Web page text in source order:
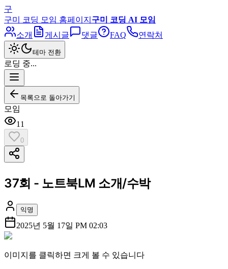
구
구미 코딩 모임 홈페이지 구미 코딩 AI 모임
소개
게시글 댓글 FAQ 연락처
테마 전환
로딩 중...
목록으로 돌아가기
모임
11
0
37회 - 노트북LM 소개/수박
익명
2025년 5월 17일 PM 02:03
이미지를 클릭하면 크게 볼 수 있습니다